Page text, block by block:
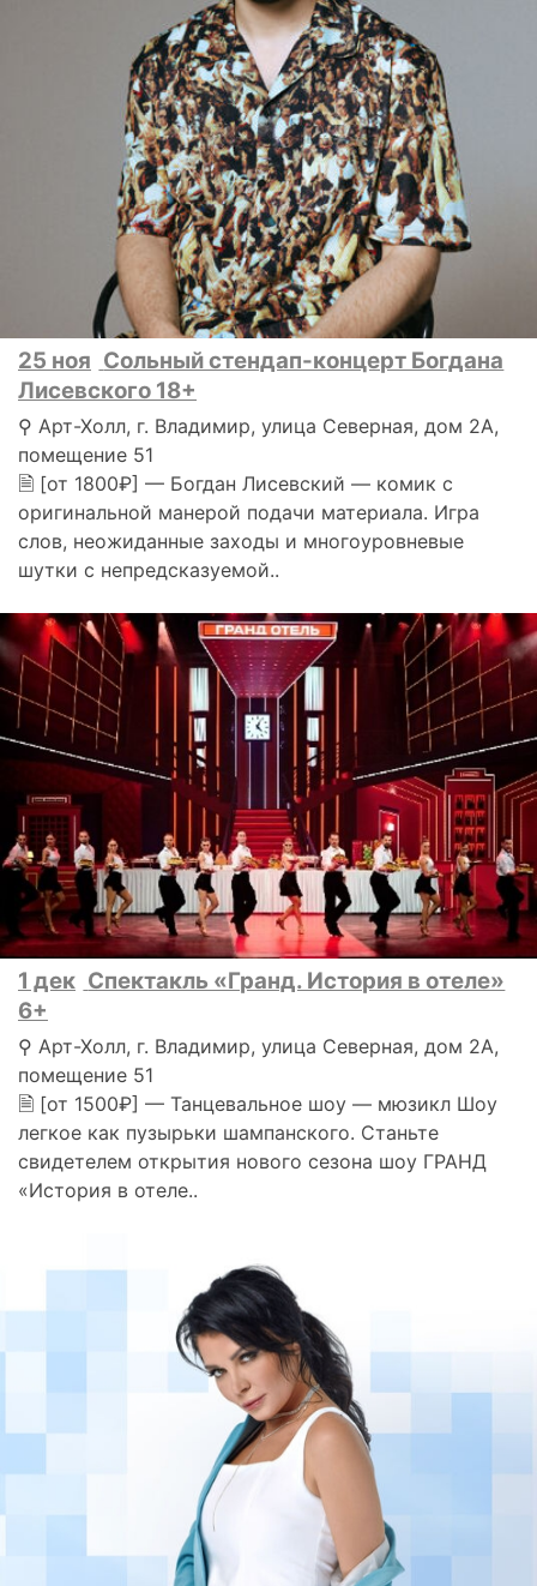
25 ноя Сольный стендап-концерт Богдана
Лисевского 18+
⚲ Арт-Холл, г. Владимир, улица Северная, дом 2А,
помещение 51
🗎 [от 1800₽] — Богдан Лисевский — комик с
оригинальной манерой подачи материала. Игра
слов, неожиданные заходы и многоуровневые
шутки с непредсказуемой..
1 дек Спектакль «Гранд. История в отеле»
6+
⚲ Арт-Холл, г. Владимир, улица Северная, дом 2А,
помещение 51
🗎 [от 1500₽] — Танцевальное шоу — мюзикл Шоу
легкое как пузырьки шампанского. Станьте
свидетелем открытия нового сезона шоу ГРАНД
«История в отеле..